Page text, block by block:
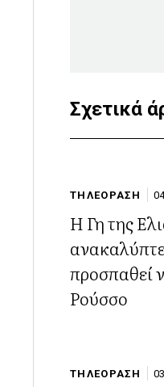
Σχετικά
ΤΗΛΕΟΡΑΣΗ
Η Γη της
προσπαθεί
Ρούσσο
ΤΗΛΕΟΡΑΣΗ